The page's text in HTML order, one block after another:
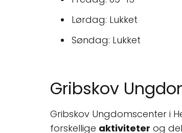
Lørdag: Lukket
Søndag: Lukket
Gribskov
Gribskov Ungdomscenter i
forskellige aktiviteter og